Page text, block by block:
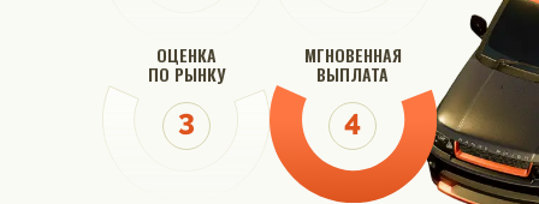
ОЦЕНКА
ПО РЫНКУ
МГНОВЕННАЯ
ВЫПЛАТА